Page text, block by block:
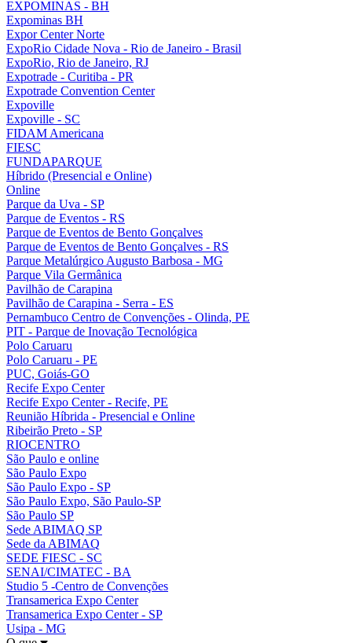
EXPOMINAS - BH
Expominas BH
Expor Center Norte
ExpoRio Cidade Nova - Rio de Janeiro - Brasil
ExpoRio, Rio de Janeiro, RJ
Expotrade - Curitiba - PR
Expotrade Convention Center
Expoville
Expoville - SC
FIDAM Americana
FIESC
FUNDAPARQUE
Híbrido (Presencial e Online)
Online
Parque da Uva - SP
Parque de Eventos - RS
Parque de Eventos de Bento Gonçalves
Parque de Eventos de Bento Gonçalves - RS
Parque Metalúrgico Augusto Barbosa - MG
Parque Vila Germânica
Pavilhão de Carapina
Pavilhão de Carapina - Serra - ES
Pernambuco Centro de Convenções - Olinda, PE
PIT - Parque de Inovação Tecnológica
Polo Caruaru
Polo Caruaru - PE
PUC, Goiás-GO
Recife Expo Center
Recife Expo Center - Recife, PE
Reunião Híbrida - Presencial e Online
Ribeirão Preto - SP
RIOCENTRO
São Paulo e online
São Paulo Expo
São Paulo Expo - SP
São Paulo Expo, São Paulo-SP
São Paulo SP
Sede ABIMAQ SP
Sede da ABIMAQ
SEDE FIESC - SC
SENAI/CIMATEC - BA
Studio 5 -Centro de Convenções
Transamerica Expo Center
Transamerica Expo Center - SP
Usipa - MG